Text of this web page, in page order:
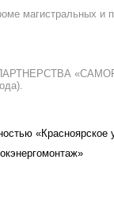
магистральных и
ПАРТНЕРСТВА
«Красноярское